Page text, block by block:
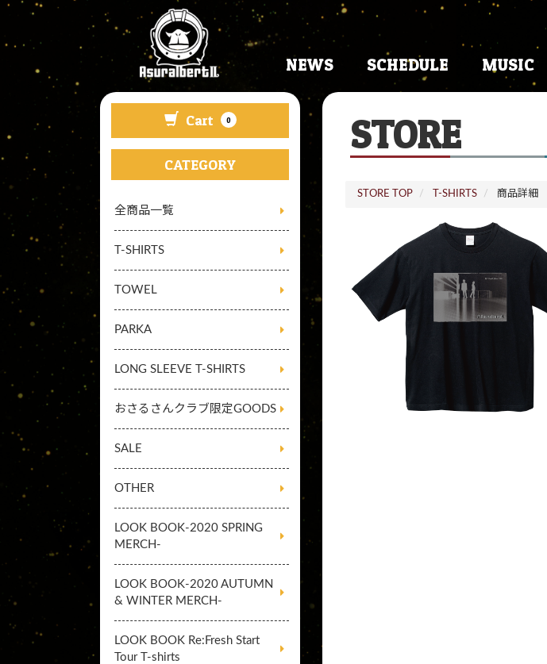
NEWS SCHEDULE MUSIC
Cart 0
CATEGORY
全商品一覧
T-SHIRTS
TOWEL
PARKA
LONG SLEEVE T-SHIRTS
おさるさんクラブ限定GOODS
SALE
OTHER
LOOK BOOK-2020 SPRING
MERCH-
LOOK BOOK-2020 AUTUMN
& WINTER MERCH-
LOOK BOOK Re:Fresh Start
Tour T-shirts
STORE
STORE TOP T-SHIRTS 商品詳細